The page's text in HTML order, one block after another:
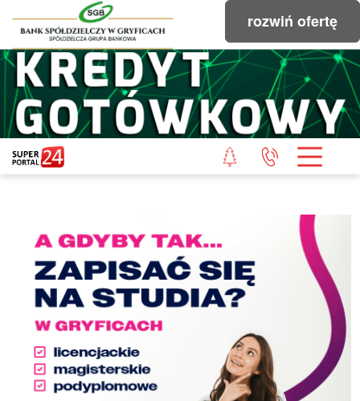
rozwiń ofertę
STRONA GŁÓWNA
POWIAT GRYFICKI
WIADOMOŚCI Z LASU
STUDIO SUPERPORTALU
KONTAKT
REDAKCJA
REGULAMIN